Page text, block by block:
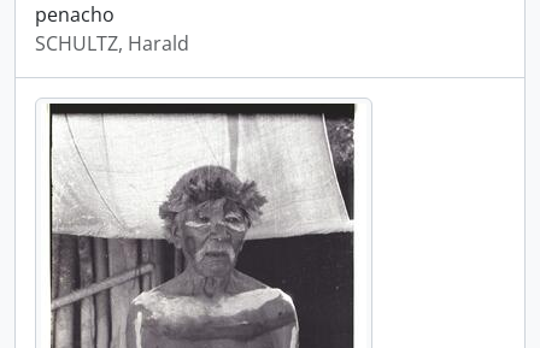
penacho
SCHULTZ, Harald